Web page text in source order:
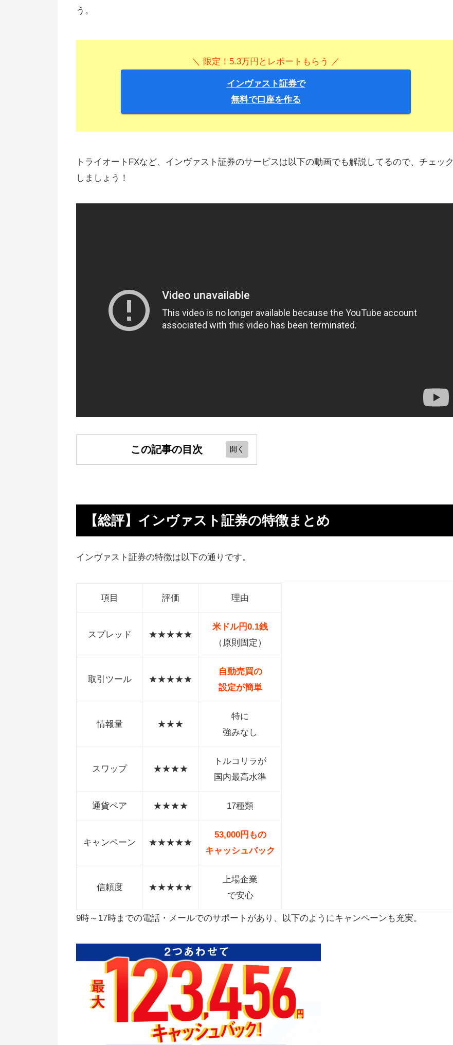
う。
＼ 限定！5.3万円とレポートもらう ／
インヴァスト証券で
無料で口座を作る
トライオートFXなど、インヴァスト証券のサービスは以下の動画でも解説してるので、チェック
しましょう！
この記事の目次
インヴァスト証券のメリット
インヴァスト証券のデメリット
インヴァスト証券の評判・口コミ
インヴァスト証券をおすすめできな
インヴァスト証券の口座開設での注
【まとめ】インヴァスト証券の評
判、口コミ
【総評】インヴァスト証券の特徴まとめ
インヴァスト証券の特徴は以下の通りです。
項目 評価 理由
スプレッド ★★★★★
米ドル円0.1銭
（原則固定）
取引ツール ★★★★★
自動売買の
設定が簡単
情報量 ★★★
特に
強みなし
スワップ ★★★★
トルコリラが
国内最高水準
通貨ペア ★★★★ 17種類
キャンペーン ★★★★★
53,000円もの
キャッシュバック
信頼度 ★★★★★
上場企業
で安心
9時～17時までの電話・メールでのサポートがあり、以下のようにキャンペーンも充実。